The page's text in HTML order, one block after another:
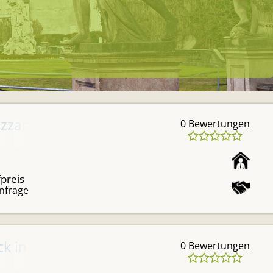
(Ferienanlage oder
0 Bewertungen
in Lannach! 0 Bewertungen